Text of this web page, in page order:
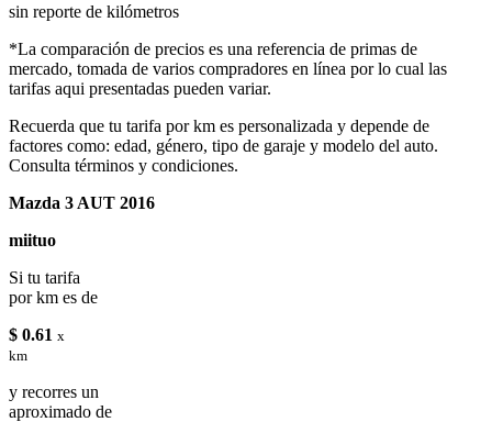
sin reporte de kilómetros
*La comparación de precios es una referencia de primas de
mercado, tomada de varios compradores en línea por lo cual las
tarifas aqui presentadas pueden variar.
Recuerda que tu tarifa por km es personalizada y depende de
factores como: edad, género, tipo de garaje y modelo del auto.
Consulta términos y condiciones.
Mazda 3 AUT 2016
miituo
Si tu tarifa
por km es de
$ 0.61 x
km
y recorres un
aproximado de